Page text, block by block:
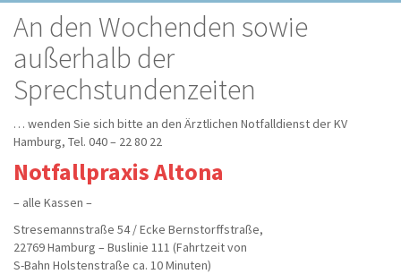
An den Wochenden sowie
außerhalb der
Sprechstundenzeiten
… wenden Sie sich bitte an den Ärztlichen Notfalldienst der KV
Hamburg, Tel. 040 – 22 80 22
Notfallpraxis Altona
– alle Kassen –
Stresemannstraße 54 / Ecke Bernstorffstraße,
22769 Hamburg – Buslinie 111 (Fahrtzeit von
S-Bahn Holstenstraße ca. 10 Minuten)